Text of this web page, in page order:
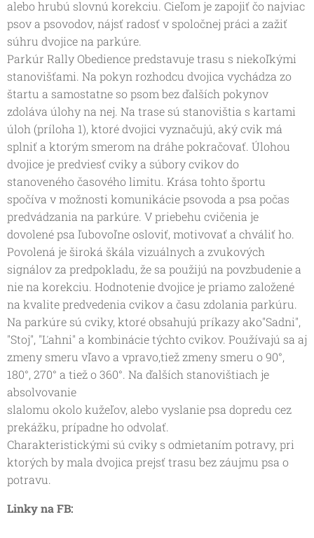
alebo hrubú slovnú korekciu. Cieľom je zapojiť čo najviac
psov a psovodov, nájsť radosť v spoločnej práci a zažiť
súhru dvojice na parkúre.
Parkúr Rally Obedience predstavuje trasu s niekoľkými
stanovišťami. Na pokyn rozhodcu dvojica vychádza zo
štartu a samostatne so psom bez ďalších pokynov
zdoláva úlohy na nej. Na trase sú stanovištia s kartami
úloh (príloha 1), ktoré dvojici vyznačujú, aký cvik má
splniť a ktorým smerom na dráhe pokračovať. Úlohou
dvojice je predviesť cviky a súbory cvikov do
stanoveného časového limitu. Krása tohto športu
spočíva v možnosti komunikácie psovoda a psa počas
predvádzania na parkúre. V priebehu cvičenia je
dovolené psa ľubovoľne osloviť, motivovať a chváliť ho.
Povolená je široká škála vizuálnych a zvukových
signálov za predpokladu, že sa použijú na povzbudenie a
nie na korekciu. Hodnotenie dvojice je priamo založené
na kvalite predvedenia cvikov a času zdolania parkúru.
Na parkúre sú cviky, ktoré obsahujú príkazy ako"Sadni",
"Stoj", "Ľahni" a kombinácie týchto cvikov. Používajú sa aj
zmeny smeru vľavo a vpravo,tiež zmeny smeru o 90°,
180°, 270° a tiež o 360°. Na ďalších stanovištiach je
absolvovanie
slalomu okolo kužeľov, alebo vyslanie psa dopredu cez
prekážku, prípadne ho odvolať.
Charakteristickými sú cviky s odmietaním potravy, pri
ktorých by mala dvojica prejsť trasu bez záujmu psa o
potravu.
Linky na FB: